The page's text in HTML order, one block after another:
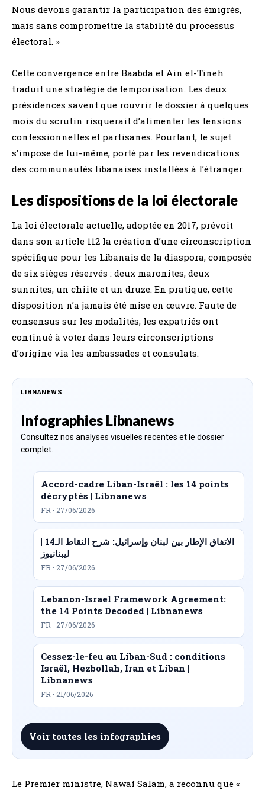
Nous devons garantir la participation des émigrés,
mais sans compromettre la stabilité du processus
électoral. »
Cette convergence entre Baabda et Ain el-Tineh
traduit une stratégie de temporisation. Les deux
présidences savent que rouvrir le dossier à quelques
mois du scrutin risquerait d’alimenter les tensions
confessionnelles et partisanes. Pourtant, le sujet
s’impose de lui-même, porté par les revendications
des communautés libanaises installées à l’étranger.
Les dispositions de la loi électorale
La loi électorale actuelle, adoptée en 2017, prévoit
dans son article 112 la création d’une circonscription
spécifique pour les Libanais de la diaspora, composée
de six sièges réservés : deux maronites, deux
sunnites, un chiite et un druze. En pratique, cette
disposition n’a jamais été mise en œuvre. Faute de
consensus sur les modalités, les expatriés ont
continué à voter dans leurs circonscriptions
d’origine via les ambassades et consulats.
LIBNANEWS
Infographies Libnanews
Consultez nos analyses visuelles recentes et le dossier
complet.
Accord-cadre Liban-Israël : les 14 points
décryptés | Libnanews
FR · 27/06/2026
الاتفاق الإطار بين لبنان وإسرائيل: شرح النقاط الـ14 |
ليبنانيوز
FR · 27/06/2026
Lebanon-Israel Framework Agreement:
the 14 Points Decoded | Libnanews
FR · 27/06/2026
Cessez-le-feu au Liban-Sud : conditions
Israël, Hezbollah, Iran et Liban |
Libnanews
FR · 21/06/2026
Voir toutes les infographies
Le Premier ministre, Nawaf Salam, a reconnu que «